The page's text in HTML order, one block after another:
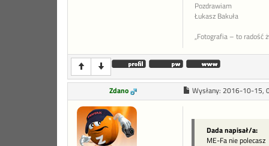
Pozdrawiam
Łukasz Bakuła
„Fotografia – to radość
Zdano Wysłany: 2016-10-15,
Dada napisał/a:
ME-Fa nie polecasz